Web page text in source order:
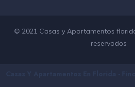
© 2021 Casas y Apartamentos
reservados